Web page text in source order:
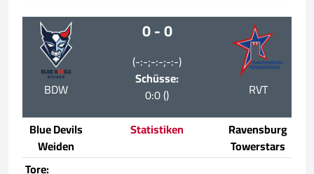
BDW
0 - 0
(-:-;-:-;-:-)
Schüsse:
0:0 ()
RVT
Blue Devils
Weiden
Statistiken
Ravensburg
Towerstars
Tore: